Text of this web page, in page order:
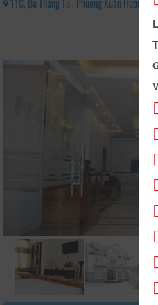
11C, Ba Tháng Tư , Phường Xuân Hương